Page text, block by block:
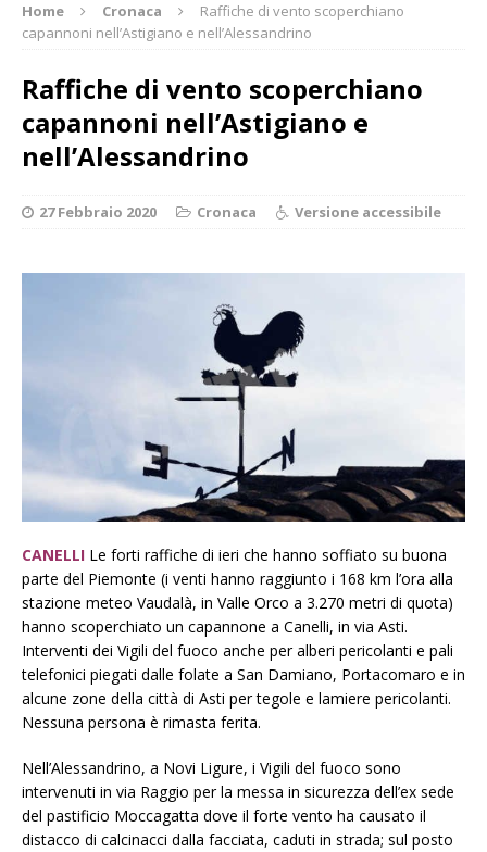
Home Cronaca
Raffiche di vento scoperchiano
capannoni nell’Astigiano e nell’Alessandrino
Raffiche di vento scoperchiano
capannoni nell’Astigiano e
nell’Alessandrino
27 Febbraio 2020 Cronaca Versione accessibile
CANELLI Le forti raffiche di ieri che hanno soffiato su buona
parte del Piemonte (i venti hanno raggiunto i 168 km l’ora alla
stazione meteo Vaudalà, in Valle Orco a 3.270 metri di quota)
hanno scoperchiato un capannone a Canelli, in via Asti.
Interventi dei Vigili del fuoco anche per alberi pericolanti e pali
telefonici piegati dalle folate a San Damiano, Portacomaro e in
alcune zone della città di Asti per tegole e lamiere pericolanti.
Nessuna persona è rimasta ferita.
Nell’Alessandrino, a Novi Ligure, i Vigili del fuoco sono
intervenuti in via Raggio per la messa in sicurezza dell’ex sede
del pastificio Moccagatta dove il forte vento ha causato il
distacco di calcinacci dalla facciata, caduti in strada; sul posto